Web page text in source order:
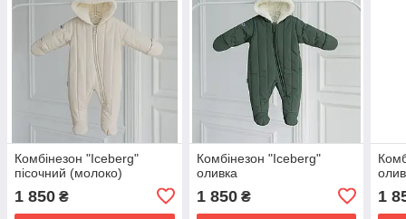
Комбінезон "Iceberg"
пісочний (молоко)
1 850 ₴
Комбінезон "Iceberg"
оливка
1 850₴ 1